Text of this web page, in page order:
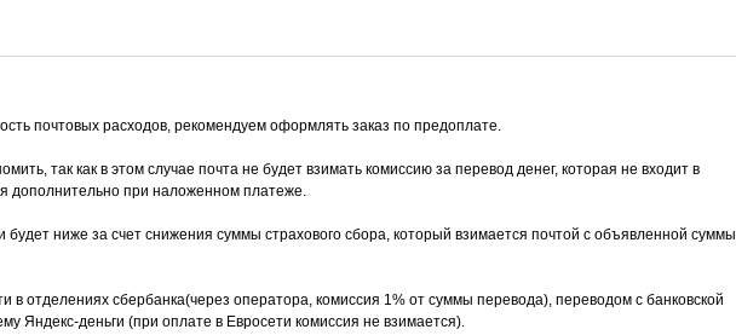
почтовых расходов, рекомендуем оформлять заказ по предоплате.
так как в этом случае почта не будет взимать комиссию за перевод денег, которая не входит в
дополнительно при наложенном платеже.
будет ниже за счет снижения суммы страхового сбора, который взимается почтой с объявленной суммы
в отделениях сбербанка(через оператора, комиссия 1% от суммы перевода), переводом с банковской
Яндекс-деньги (при оплате в Евросети комиссия не взимается).